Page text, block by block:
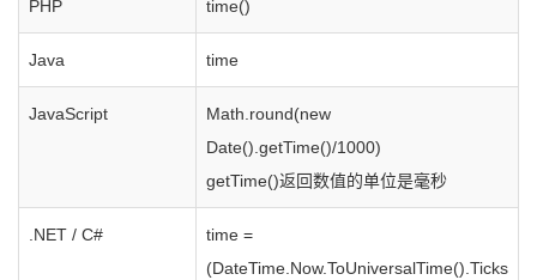
PHP time()
Java time
JavaScript
Math.round(new
Date().getTime()/1000)
getTime()返回数值的单位是毫秒
.NET / C#
time =
(DateTime.Now.ToUniversalTime().Ticks